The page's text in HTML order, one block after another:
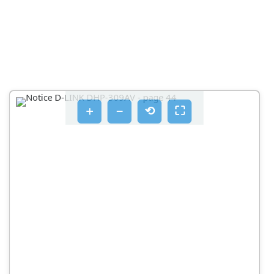
＋ － ⟲ ⛶